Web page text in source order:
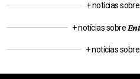
+ notícias sobre
+ notícias sobre
+ notícias sobre